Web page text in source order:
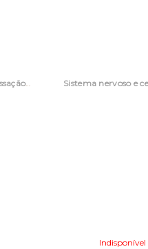
Sistema nervoso e cessação tabágica
Indisponível